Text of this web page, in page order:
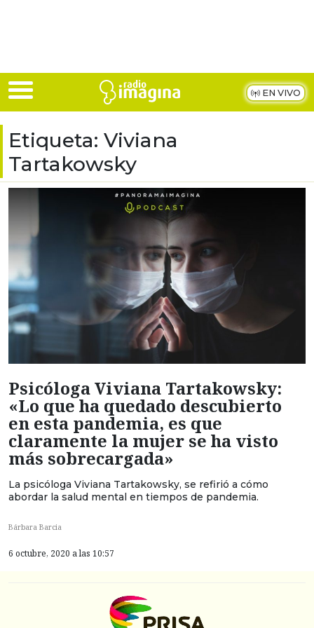
EN VIVO
Etiqueta: Viviana
Tartakowsky
Psicóloga Viviana Tartakowsky:
«Lo que ha quedado descubierto
en esta pandemia, es que
claramente la mujer se ha visto
más sobrecargada»
La psicóloga Viviana Tartakowsky, se refirió a cómo
abordar la salud mental en tiempos de pandemia.
Bárbara Barcia
6 octubre, 2020 a las 10:57